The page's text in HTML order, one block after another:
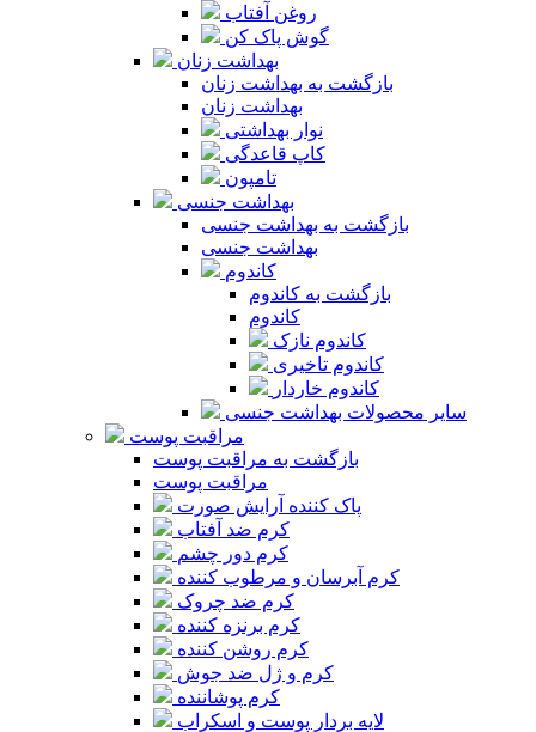
روغن آفتاب
گوش پاک کن
بهداشت زنان
بازگشت به بهداشت زنان
بهداشت زنان
نوار بهداشتی
کاپ قاعدگی
تامپون
بهداشت جنسی
بازگشت به بهداشت جنسی
بهداشت جنسی
کاندوم
بازگشت به کاندوم
کاندوم
کاندوم نازک
کاندوم تاخیری
کاندوم خاردار
سایر محصولات بهداشت جنسی
مراقبت پوست
بازگشت به مراقبت پوست
مراقبت پوست
پاک کننده آرایش صورت
کرم ضد آفتاب
کرم دور چشم
کرم آبرسان و مرطوب کننده
کرم ضد چروک
کرم برنزه کننده
کرم روشن کننده
کرم و ژل ضد جوش
کرم پوشاننده
لایه بردار پوست و اسکراب